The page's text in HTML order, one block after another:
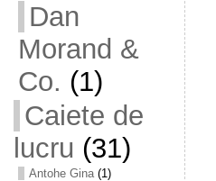
Dan
Morand &
Co. (1)
Caiete de
lucru (31)
Antohe Gina(1)